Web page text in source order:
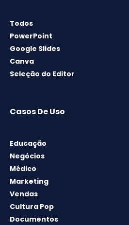
Todos
PowerPoint
Google Slides
Canva
Seleção do Editor
Casos De Uso
Educação
Negócios
Médico
Marketing
Vendas
Cultura Pop
Documentos